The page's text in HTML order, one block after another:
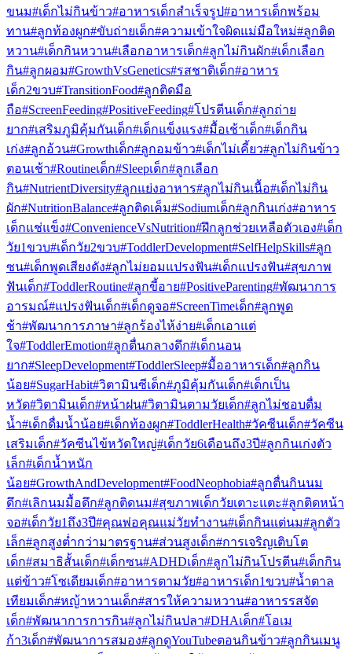
ขนม#เด็กไม่กินข้าว#อาหารเด็กสำเร็จรูป#อาหารเด็กพร้อม
ทาน#ลูกท้องผูก#ขับถ่ายเด็ก#ความเข้าใจผิดแม่มือใหม่#ลูกติด
หวาน#เด็กกินหวาน#เลือกอาหารเด็ก#ลูกไม่กินผัก#เด็กเลือก
กิน#ลูกผอม#GrowthVsGenetics#รสชาติเด็ก#อาหาร
เด็ก2ขวบ#TransitionFood#ลูกติดมือ
ถือ#ScreenFeeding#PositiveFeeding#โปรตีนเด็ก#ลูกถ่าย
ยาก#เสริมภูมิคุ้มกันเด็ก#เด็กแข็งแรง#มื้อเช้าเด็ก#เด็กกิน
เก่ง#ลูกอ้วน#Growthเด็ก#ลูกอมข้าว#เด็กไม่เคี้ยว#ลูกไม่กินข้าว
ตอนเช้า#Routineเด็ก#Sleepเด็ก#ลูกเลือก
กิน#NutrientDiversity#ลูกแย่งอาหาร#ลูกไม่กินเนื้อ#เด็กไม่กิน
ผัก#NutritionBalance#ลูกติดเค็ม#Sodiumเด็ก#ลูกกินเก่ง#อาหาร
เด็กแช่แข็ง#ConvenienceVsNutrition#ฝึกลูกช่วยเหลือตัวเอง#เด็ก
วัย1ขวบ#เด็กวัย2ขวบ#ToddlerDevelopment#SelfHelpSkills#ลูก
ซน#เด็กพูดเสียงดัง#ลูกไม่ยอมแปรงฟัน#เด็กแปรงฟัน#สุขภาพ
ฟันเด็ก#ToddlerRoutine#ลูกขี้อาย#PositiveParenting#พัฒนาการ
อารมณ์#แปรงฟันเด็ก#เด็กดูจอ#ScreenTimeเด็ก#ลูกพูด
ช้า#พัฒนาการภาษา#ลูกร้องไห้ง่าย#เด็กเอาแต่
ใจ#ToddlerEmotion#ลูกตื่นกลางดึก#เด็กนอน
ยาก#SleepDevelopment#ToddlerSleep#มื้ออาหารเด็ก#ลูกกิน
น้อย#SugarHabit#วิตามินซีเด็ก#ภูมิคุ้มกันเด็ก#เด็กเป็น
หวัด#วิตามินเด็ก#หน้าฝน#วิตามินตามวัยเด็ก#ลูกไม่ชอบดื่ม
น้ำ#เด็กดื่มน้ำน้อย#เด็กท้องผูก#ToddlerHealth#วัคซีนเด็ก#วัคซีน
เสริมเด็ก#วัคซีนไข้หวัดใหญ่#เด็กวัย6เดือนถึง3ปี#ลูกกินเก่งตัว
เล็ก#เด็กน้ำหนัก
น้อย#GrowthAndDevelopment#FoodNeophobia#ลูกตื่นกินนม
ดึก#เลิกนมมื้อดึก#ลูกติดนม#สุขภาพเด็กวัยเตาะแตะ#ลูกติดหน้า
จอ#เด็กวัย1ถึง3ปี#คุณพ่อคุณแม่วัยทำงาน#เด็กกินแต่นม#ลูกตัว
เล็ก#ลูกสูงต่ำกว่ามาตรฐาน#ส่วนสูงเด็ก#การเจริญเติบโต
เด็ก#สมาธิสั้นเด็ก#เด็กซน#ADHDเด็ก#ลูกไม่กินโปรตีน#เด็กกิน
แต่ข้าว#โซเดียมเด็ก#อาหารตามวัย#อาหารเด็ก1ขวบ#น้ำตาล
เทียมเด็ก#หญ้าหวานเด็ก#สารให้ความหวาน#อาหารรสจัด
เด็ก#พัฒนาการการกิน#ลูกไม่กินปลา#DHAเด็ก#โอเม
ก้า3เด็ก#พัฒนาการสมอง#ลูกดูYouTubeตอนกินข้าว#ลูกกินเมนู